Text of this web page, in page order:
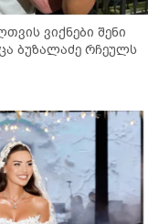
ვიქნები შენი
ბუზალაძე რჩეულს